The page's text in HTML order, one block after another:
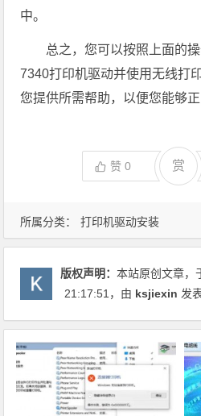
所属分类： 打印机驱动安装
中。
总之，您可以按照上面的
7340打印机驱动并使用无线打
您提供所需帮助，以便您能够正
赞0 赏
版权声明：本站原创文章，
21:17:51，由 ksjiexin 发